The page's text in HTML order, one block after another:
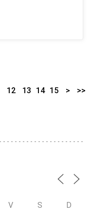
12 13 14 15 > >>
V S D